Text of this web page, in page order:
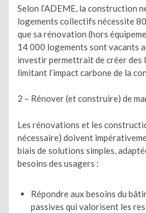
Selon l’ADEME, la construction
logements collectifs nécessite
que sa rénovation (hors
14 000 logements sont vacants
investir permettrait de créer des
limitant l’impact carbone de la
2 – Rénover (et construire) de
Les rénovations et les
nécessaire) doivent
biais de solutions simples,
besoins des usagers :
Répondre aux besoins du
passives qui valorisent les